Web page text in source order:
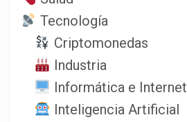
Tecnología
Criptomonedas
Industria
Informática e Internet
Inteligencia Artificial